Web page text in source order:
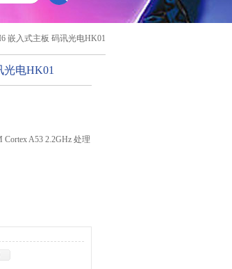
嵌入式主板 码讯光电HK01
光电HK01
Cortex A53 2.2GHz 处理